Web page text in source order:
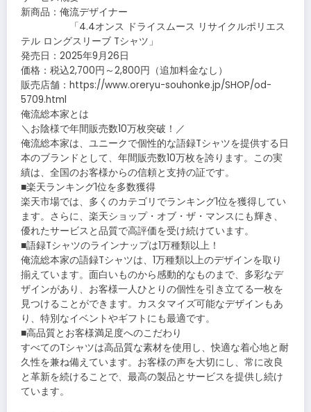
新商品：俺流デザイナー
「4.4オンス ドライスムース リサイクルポリエス
テル ロングスリーブ Tシャツ」
発売日：2025年9月26日
価格：税込2,700円～2,800円（追加料金なし）
販売店舗：https://www.oreryu-souhonke.jp/SHOP/od-
5709.html
俺流総本家とは
＼お陰様で年間販売数10万枚突破！／
俺流総本家は、ユニークで個性的な語録Tシャツを提供する日
本のブランドとして、年間販売数10万枚を誇ります。この実
績は、全国のお客様からの信頼と支持の証です。
■楽天ランキング1位を多数獲得
楽天市場では、多くのカテゴリでランキング1位を獲得してい
ます。さらに、楽天ショップ・オブ・ザ・マンスにも輝き、
優れたサービスと品質で高評価を受け続けています。
■語録Tシャツのラインナップは1万種類以上！
俺流総本家の語録Tシャツは、1万種類以上のデザインを取り
揃えています。面白いものから感動的なものまで、多彩なデ
ザインがあり、お客様一人ひとりの個性を引き立てる一枚を
見つけることができます。カスタマイズ可能なデザインもあ
り、特別なイベントやギフトにも最適です。
■高品質とお客様満足度へのこだわり
すべてのTシャツは高品質な素材を使用し、快適な着心地と耐
久性を兼ね備えています。お客様の声を大切にし、常に改良
と革新を続けることで、最高の製品とサービスを提供し続け
ています。